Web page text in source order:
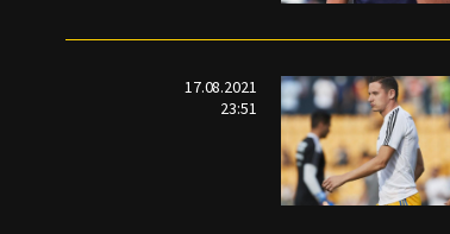
17.08.2021
23:51